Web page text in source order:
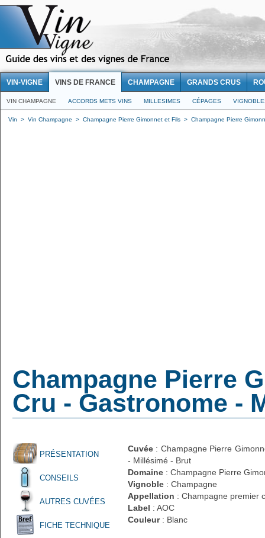
VIN-VIGNE VINS DE FRANCE CHAMPAGNE GRANDS CRUS
VIN CHAMPAGNE ACCORDS METS VINS MILLESIMES CÉPAGES
Vin > Vin Champagne > Champagne Pierre Gimonnet et Fils > Champagne Pierre
Champagne Pierre
Cru - Gastronome -
PRÉSENTATION
CONSEILS
AUTRES CUVÉES
FICHE TECHNIQUE
Cuvée : Champagne Pierre
- Millésimé - Brut
Domaine : Champagne Pierre
Vignoble : Champagne
Appellation : Champagne premier
Label : AOC
Couleur: Blanc